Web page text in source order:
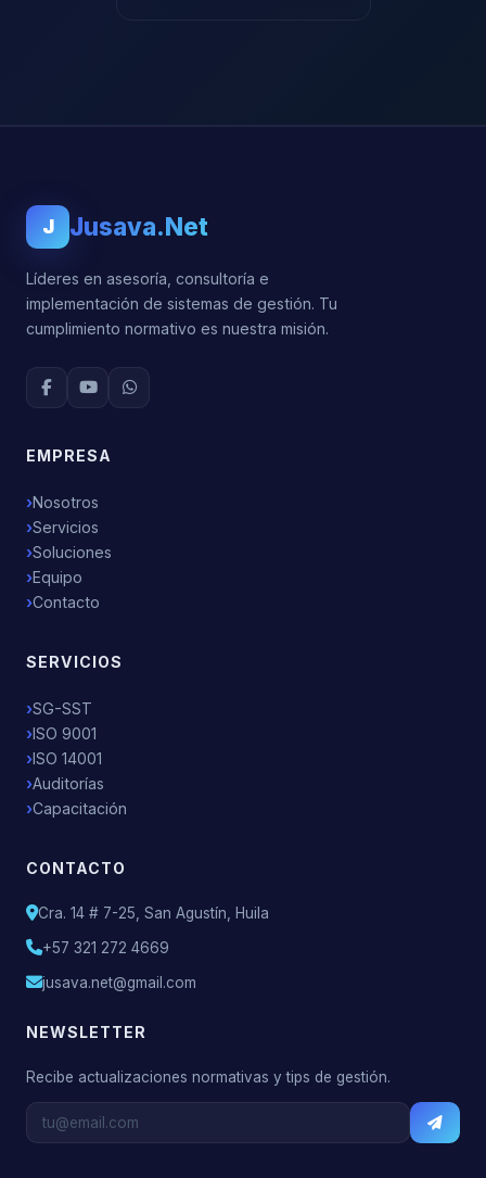
J Jusava.Net
Líderes en asesoría, consultoría e
implementación de sistemas de gestión. Tu
cumplimiento normativo es nuestra misión.
EMPRESA
Nosotros
Servicios
Soluciones
Equipo
Contacto
SERVICIOS
SG-SST
ISO 9001
ISO 14001
Auditorías
Capacitación
CONTACTO
Cra. 14 # 7-25, San Agustín, Huila
+57 321 272 4669
jusava.net@gmail.com
NEWSLETTER
Recibe actualizaciones normativas y tips de gestión.